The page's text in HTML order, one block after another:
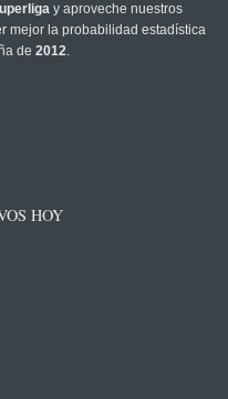
y aproveche nuestros
mejor la probabilidad estadística
de 2012.
HOY